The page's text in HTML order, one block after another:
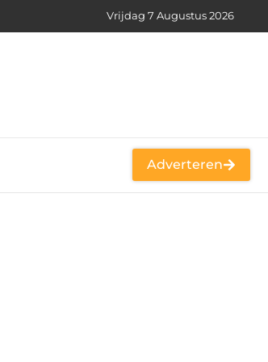
Vrijdag 7 Augustus 2026
Adverteren